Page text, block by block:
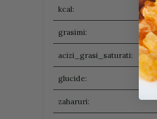
kcal:
grasimi:
acizi_grasi_saturati:
glucide:
zaharuri: